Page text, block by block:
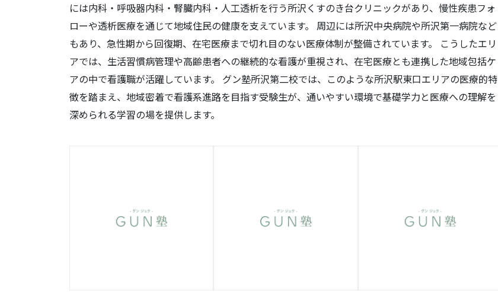
には内科・呼吸器内科・腎臓内科・人工透析を行う所沢くすのき台クリニックがあり、慢性疾患フォ
ローや透析医療を通じて地域住民の健康を支えています。 周辺には所沢中央病院や所沢第一病院など
もあり、急性期から回復期、在宅医療まで切れ目のない医療体制が整備されています。 こうしたエリ
アでは、生活習慣病管理や高齢患者への継続的な看護が重視され、在宅医療とも連携した地域包括ケ
アの中で看護職が活躍しています。 グン塾所沢第二校では、このような所沢駅東口エリアの医療的特
徴を踏まえ、地域密着で看護系進路を目指す受験生が、通いやすい環境で基礎学力と医療への理解を
深められる学習の場を提供します。